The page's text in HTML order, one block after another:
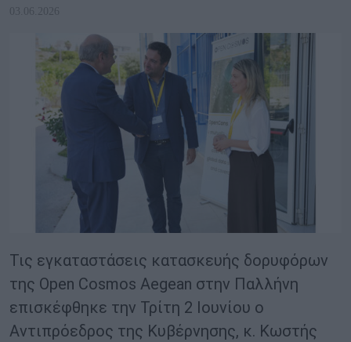
03.06.2026
Τις εγκαταστάσεις κατασκευής δορυφόρων
της Open Cosmos Aegean στην Παλλήνη
επισκέφθηκε την Τρίτη 2 Ιουνίου ο
Αντιπρόεδρος της Κυβέρνησης, κ. Κωστής